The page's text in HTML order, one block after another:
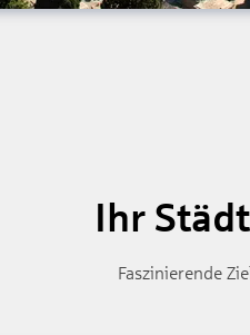
Ihr
Faszinierende